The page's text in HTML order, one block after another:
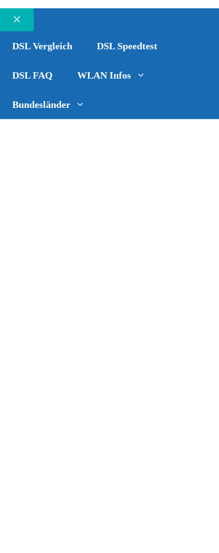
Schließen
DSL Vergleich DSL Speedtest
DSL FAQ WLAN Infos
Bundesländer